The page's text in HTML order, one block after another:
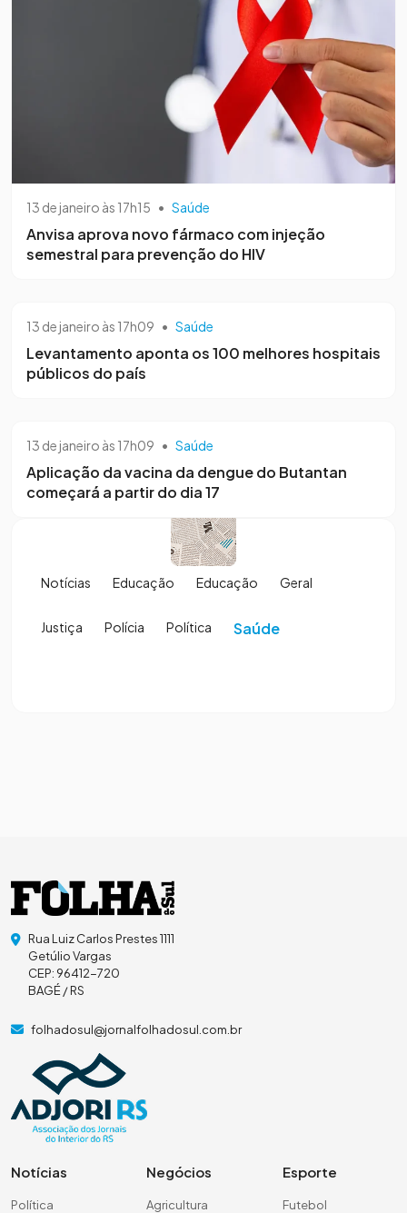
13 de janeiro às 17h15 • Saúde
Anvisa aprova novo fármaco com injeção
semestral para prevenção do HIV
13 de janeiro às 17h09 • Saúde
Levantamento aponta os 100 melhores hospitais
públicos do país
13 de janeiro às 17h09 • Saúde
Aplicação da vacina da dengue do Butantan
começará a partir do dia 17
Notícias Educação Educação Geral
Justiça Polícia Política Saúde
Rua Luiz Carlos Prestes 1111
Getúlio Vargas
CEP: 96412-720
BAGÉ / RS
folhadosul@jornalfolhadosul.com.br
Notícias
Política
Negócios
Agricultura
Esporte
Futebol